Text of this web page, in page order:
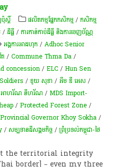
ប៉ុស្តិ៍ ​ផលិតកម្ម​ផ្នែក​កសិកម្ម​ /កសិកម្ម​
/ដីធ្លី /ការកាន់កាប់​ដីធ្លី និង​ការចេញ​ប័ណ្ណ
អង្គការអាដហុក /Adhoc Senior
/Commune Thma Da /
concession /ELC /Hun Sen
/ខូយ សុខា /អឹម ឌី អេស /
អាហរ័ណ នីហរ័ណ /MDS Import-
/Protected Forest Zone /
Governor Khoy Sokha /
/សម្បទាន​ដី​សង្គមកិច្ច​ /ព្រំប្រទល់កម្ពុជា-ថៃ
the territorial integrity
border] – even my three